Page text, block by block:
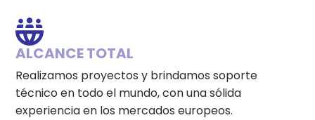
ALCANCE TOTAL
Realizamos proyectos y brindamos soporte
técnico en todo el mundo, con una sólida
experiencia en los mercados europeos.